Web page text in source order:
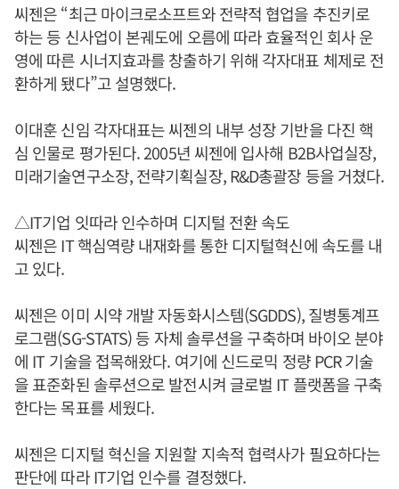
씨젠은 “최근 마이크로소프트와 전략적 협업을 추진키로
하는 등 신사업이 본궤도에 오름에 따라 효율적인 회사 운
영에 따른 시너지효과를 창출하기 위해 각자대표 체제로 전
환하게 됐다”고 설명했다.
이대훈 신임 각자대표는 씨젠의 내부 성장 기반을 다진 핵
심 인물로 평가된다. 2005년 씨젠에 입사해 B2B사업실장,
미래기술연구소장, 전략기획실장, R&D총괄장 등을 거쳤다.
△IT기업 잇따라 인수하며 디지털 전환 속도
씨젠은 IT 핵심역량 내재화를 통한 디지털혁신에 속도를 내
고 있다.
씨젠은 이미 시약 개발 자동화시스템(SGDDS), 질병통계프
로그램(SG-STATS) 등 자체 솔루션을 구축하며 바이오 분야
에 IT 기술을 접목해왔다. 여기에 신드로믹 정량 PCR 기술
을 표준화된 솔루션으로 발전시켜 글로벌 IT 플랫폼을 구축
한다는 목표를 세웠다.
씨젠은 디지털 혁신을 지원할 지속적 협력사가 필요하다는
판단에 따라 IT기업 인수를 결정했다.